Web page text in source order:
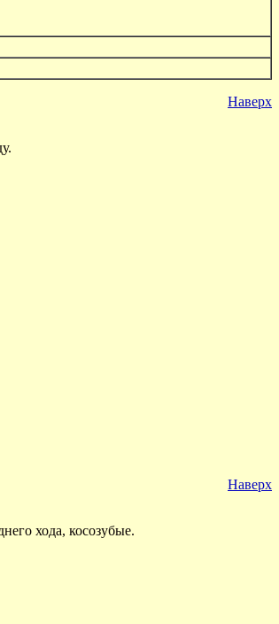
Наверх
Наверх
хода, косозубые.